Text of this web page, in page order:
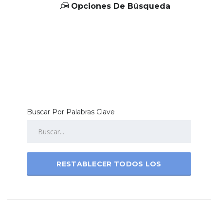
Opciones De Búsqueda
Buscar Por Palabras Clave
RESTABLECER TODOS LOS